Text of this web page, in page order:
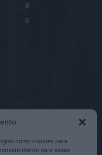
como cookies para
para essas
8
6